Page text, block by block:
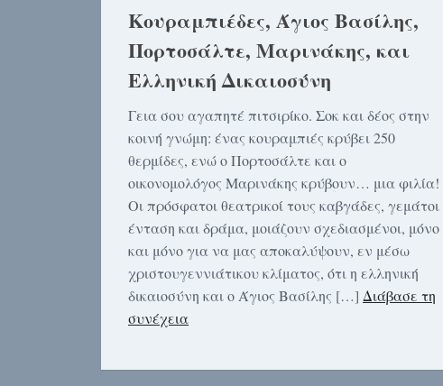
Κουραμπιέδες, Άγιος Βασίλης,
Πορτοσάλτε, Μαρινάκης, και
Ελληνική Δικαιοσύνη
Γεια σου αγαπητέ πιτσιρίκο. Σοκ και δέος στην
κοινή γνώμη: ένας κουραμπιές κρύβει 250
θερμίδες, ενώ ο Πορτοσάλτε και ο
οικονομολόγος Μαρινάκης κρύβουν… μια φιλία!
Οι πρόσφατοι θεατρικοί τους καβγάδες, γεμάτοι
ένταση και δράμα, μοιάζουν σχεδιασμένοι, μόνο
και μόνο για να μας αποκαλύψουν, εν μέσω
χριστουγεννιάτικου κλίματος, ότι η ελληνική
δικαιοσύνη και ο Άγιος Βασίλης […] Διάβασε τη
συνέχεια